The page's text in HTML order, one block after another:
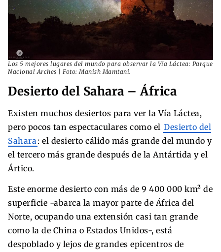
Los 5 mejores lugares del mundo para observar la Vía Láctea: Parque
Nacional Arches | Foto: Manish Mamtani.
Desierto del Sahara – África
Existen muchos desiertos para ver la Vía Láctea,
pero pocos tan espectaculares como el Desierto del
Sahara : el desierto cálido más grande del mundo y
el tercero más grande después de la Antártida y el
Ártico.​
Este enorme desierto con más de 9 400 000 km² de
superficie -abarca la mayor parte de África del
Norte, ocupando una extensión casi tan grande
como la de China o Estados Unidos-, está
despoblado y lejos de grandes epicentros de